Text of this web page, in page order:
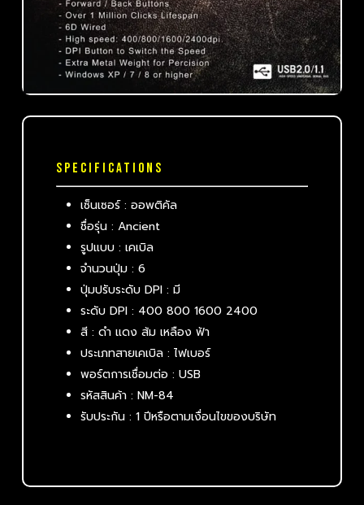
SPECIFICATIONS
เซ็นเซอร์ : ออพติคัล
ชื่อรุ่น : Ancient
รูปแบบ : เคเบิล
จำนวนปุ่ม : 6
ปุ่มปรับระดับ DPI : มี
ระดับ DPI : 400 800 1600 2400
สี : ดำ แดง ส้ม เหลือง ฟ้า
ประเภทสายเคเบิล : ไฟเบอร์
พอร์ตการเชื่อมต่อ : USB
รหัสสินค้า : NM-84
รับประกัน : 1 ปีหรือตามเงื่อนไขของบริษัท